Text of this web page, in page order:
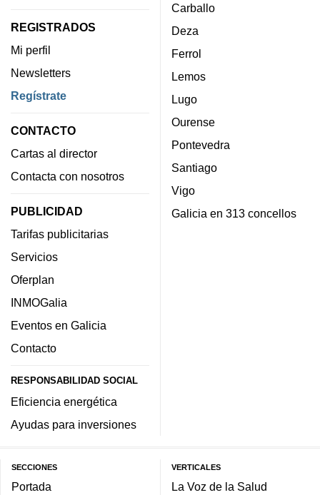
REGISTRADOS
Mi perfil
Newsletters
Regístrate
CONTACTO
Cartas al director
Contacta con nosotros
PUBLICIDAD
Tarifas publicitarias
Servicios
Oferplan
INMOGalia
Eventos en Galicia
Contacto
RESPONSABILIDAD SOCIAL
Eficiencia energética
Ayudas para inversiones
Carballo
Deza
Ferrol
Lemos
Lugo
Ourense
Pontevedra
Santiago
Vigo
Galicia en 313 concellos
SECCIONES
Portada
VERTICALES
La Voz de la Salud